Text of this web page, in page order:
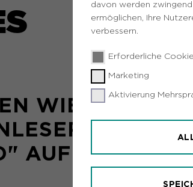
davon werden
ermöglichen, Ihre
verbessern.
Erforderliche
Marketing
Aktivierung
WIEDER
TRETEN
AUF